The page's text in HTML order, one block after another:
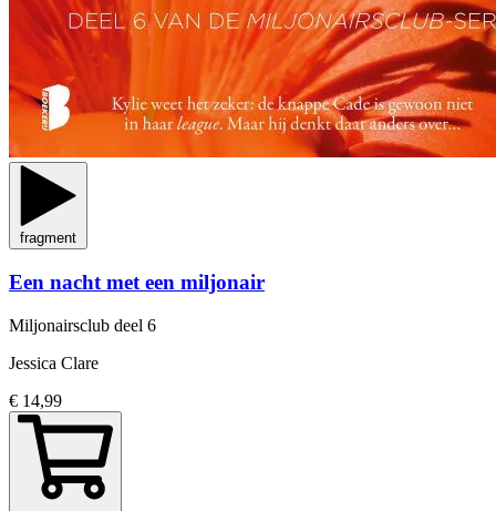
fragment
Een nacht met een miljonair
Miljonairsclub deel 6
Jessica Clare
€ 14,99